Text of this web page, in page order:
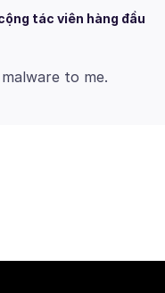
tác viên hàng đầu